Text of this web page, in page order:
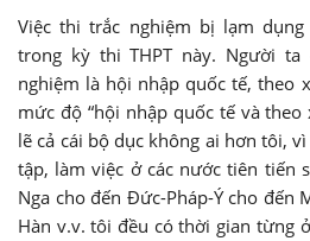
Việc thi trắc nghiệm bị lạm
trong kỳ thi THPT này. Người
nghiệm là hội nhập quốc tế, theo
mức độ “hội nhập quốc tế và
lẽ cả cái bộ dục không ai hơn tôi,
tập, làm việc ở các nước tiên tiến
Nga cho đến Đức-Pháp-Ý cho đến
Hàn v.v. tôi đều có thời gian từng